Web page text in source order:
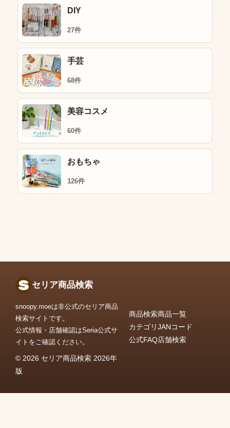
DIY
27件
手芸
68件
美容コスメ
60件
おもちゃ
126件
セリア商品検索
snoopy.moeは非公式のセリア商品
検索サイトです。
公式情報・店舗確認はSeria公式サ
イトをご確認ください。
© 2026 セリア商品検索 2026年
版
商品検索商品一覧
カテゴリJANコード
公式FAQ店舗検索